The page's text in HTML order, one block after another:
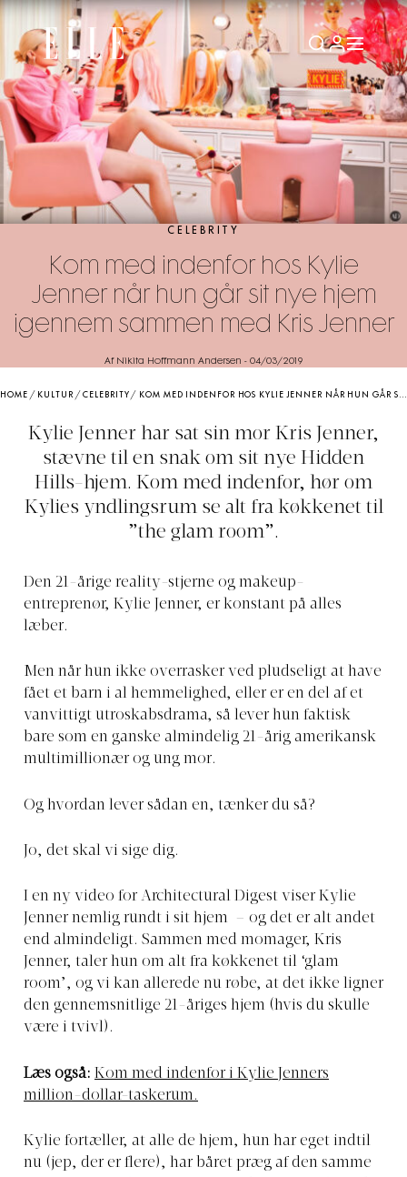
CELEBRITY
Kom med indenfor hos Kylie
Jenner når hun går sit nye hjem
igennem sammen med Kris Jenner
Af Nikita Hoffmann Andersen - 04/03/2019
HOME / KULTUR/CELEBRITY / KOM MED INDENFOR HOS KYLIE JENNER NÅR HUN GÅR SIT NYE HJEM IGENNEM SAMMEN MED KRIS JENNER
Kylie Jenner har sat sin mor Kris Jenner,
stævne til en snak om sit nye Hidden
Hills-hjem. Kom med indenfor, hør om
Kylies yndlingsrum se alt fra køkkenet til
”the glam room”.
Den 21-årige reality-stjerne og makeup-
entreprenør, Kylie Jenner, er konstant på alles
læber.
Men når hun ikke overrasker ved pludseligt at have
fået et barn i al hemmelighed, eller er en del af et
vanvittigt utroskabsdrama, så lever hun faktisk
bare som en ganske almindelig 21-årig amerikansk
multimillionær og ung mor.
Og hvordan lever sådan en, tænker du så?
Jo, det skal vi sige dig.
I en ny video for Architectural Digest viser Kylie
Jenner nemlig rundt i sit hjem – og det er alt andet
end almindeligt. Sammen med momager, Kris
Jenner, taler hun om alt fra køkkenet til ‘glam
room’, og vi kan allerede nu røbe, at det ikke ligner
den gennemsnitlige 21-åriges hjem (hvis du skulle
være i tvivl).
Læs også: Kom med indenfor i Kylie Jenners
million-dollar-taskerum.
Kylie fortæller, at alle de hjem, hun har eget indtil
nu (jep, der er flere), har båret præg af den samme